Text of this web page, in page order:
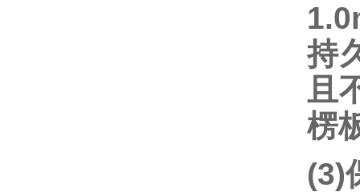
持
且
楞
(3)